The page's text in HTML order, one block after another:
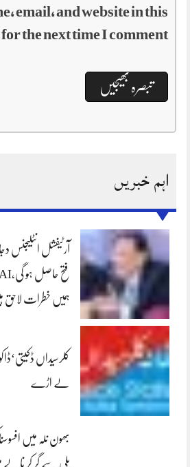
email, and website in this
the next time I comment.
اہم خبریں
آرٹیفشل انٹلیجنس
ہمیں خطرات لاحق
لے اڑے
بھون نلہ میں
پلی سے گر کر نالے